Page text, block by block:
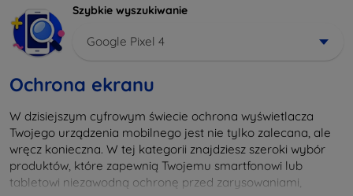
Szybkie wyszukiwanie
Google Pixel 4
Ochrona ekranu
W dzisiejszym cyfrowym świecie ochrona wyświetlacza
Twojego urządzenia mobilnego jest nie tylko zalecana, ale
wręcz konieczna. W tej kategorii znajdziesz szeroki wybór
produktów, które zapewnią Twojemu smartfonowi lub
tabletowi niezawodną ochronę przed zarysowaniami,